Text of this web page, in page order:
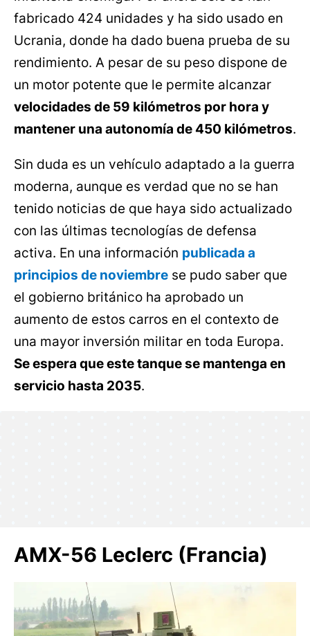
fabricado 424 unidades y ha sido usado en
Ucrania, donde ha dado buena prueba de su
rendimiento. A pesar de su peso dispone de
un motor potente que le permite alcanzar
velocidades de 59 kilómetros por hora y
mantener una autonomía de 450 kilómetros.
Sin duda es un vehículo adaptado a la guerra
moderna, aunque es verdad que no se han
tenido noticias de que haya sido actualizado
con las últimas tecnologías de defensa
activa. En una información publicada a
principios de noviembre se pudo saber que
el gobierno británico ha aprobado un
aumento de estos carros en el contexto de
una mayor inversión militar en toda Europa.
Se espera que este tanque se mantenga en
servicio hasta 2035.
AMX-56 Leclerc (Francia)